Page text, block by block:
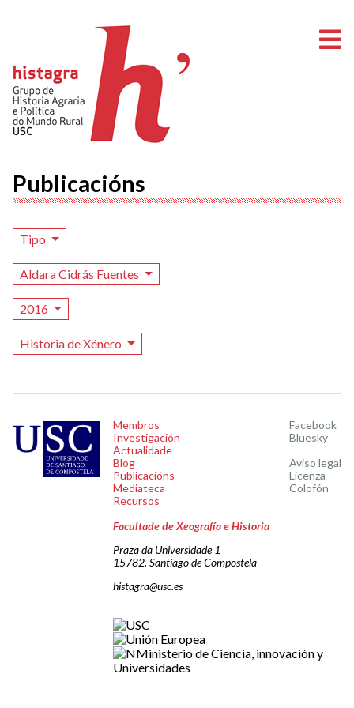
Publicacións
Tipo
Aldara Cidrás Fuentes
2016
Historia de Xénero
Membros
Investigación
Actualidade
Blog
Publicacións
Mediateca
Recursos
Facebook
Bluesky
Aviso legal
Licenza
Colofón
Facultade de Xeografía e Historia
Praza da Universidade 1
15782. Santiago de Compostela
histagra@usc.es